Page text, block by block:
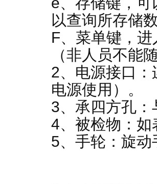
以查询所存储
F、菜单键，
（非人员不能
2、电源接口
电源使用）。
3、承四方孔
4、被检物：
5、手轮：旋